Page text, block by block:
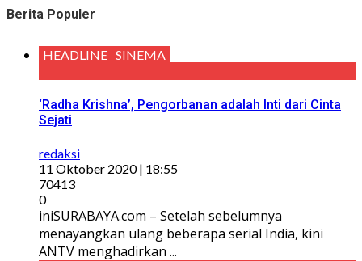
Berita Populer
HEADLINE SINEMA
‘Radha Krishna’, Pengorbanan adalah Inti dari Cinta
Sejati
redaksi
11 Oktober 2020 | 18:55
70413
0
iniSURABAYA.com – Setelah sebelumnya
menayangkan ulang beberapa serial India, kini
ANTV menghadirkan ...